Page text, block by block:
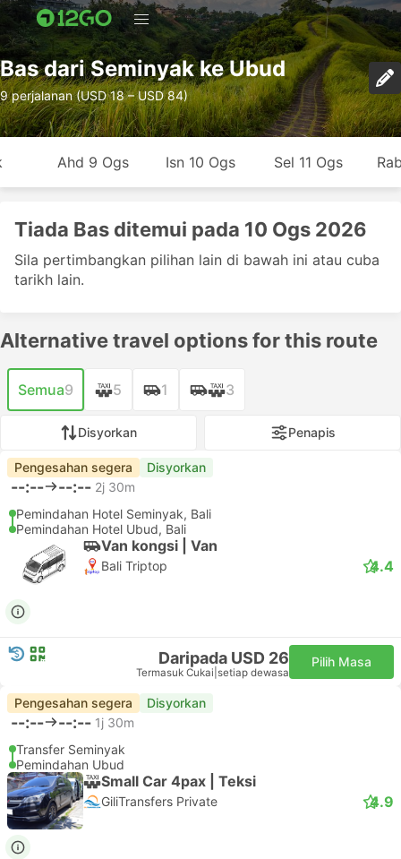
Bas dari Seminyak ke Ubud
9 perjalanan (USD 18 – USD 84)
Ahd 9 Ogs Isn 10 Ogs Sel 11 Ogs
Tiada Bas ditemui pada 10 Ogs 2026
Sila pertimbangkan pilihan lain di bawah ini atau cuba
tarikh lain.
Alternative travel options for this route
Semua9 5 1 3
Disyorkan Penapis
Pengesahan segera Disyorkan
--:-- --:-- 2j 30m
Pemindahan Hotel Seminyak, Bali
Pemindahan Hotel Ubud, Bali
Van kongsi | Van
Bali Triptop 4.4
Daripada USD 26
Termasuk Cukai setiap dewasa
Pilih Masa
Pengesahan segera Disyorkan
--:-- --:-- 1j 30m
Transfer Seminyak
Pemindahan Ubud
Small Car 4pax | Teksi
GiliTransfers Private 4.9